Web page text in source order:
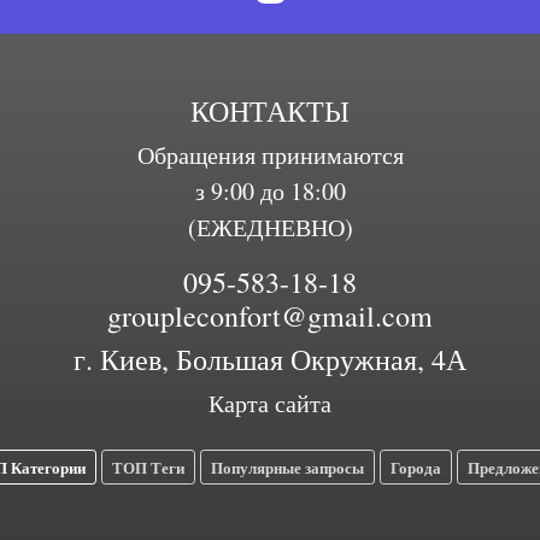
КОНТАКТЫ
Обращения принимаются
з 9:00 до 18:00
(ЕЖЕДНЕВНО)
095-583-18-18
groupleconfort@gmail.com
г. Киев, Большая Окружная, 4А
Карта сайта
ТОП Теги Популярные запросы Города